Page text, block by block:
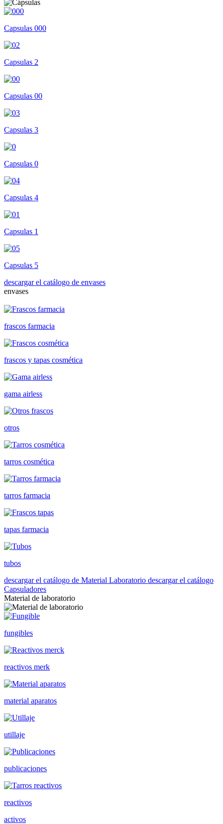
Capsulas 000
Capsulas 2
Capsulas 00
Capsulas 3
Capsulas 0
Capsulas 4
Capsulas 1
Capsulas 5
descargar el catálogo de envases
envases
frascos farmacia
frascos y tapas cosmética
gama airless
otros
tarros cosmética
tarros farmacia
tapas farmacia
tubos
descargar el catálogo de Material Laboratorio descargar el catálogo
Capsuladores
Material de laboratorio
fungibles
reactivos merk
material aparatos
utillaje
publicaciones
reactivos
activos